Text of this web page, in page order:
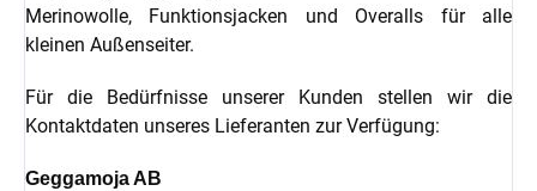
Merinowolle, Funktionsjacken und Overalls für alle
kleinen Außenseiter.
Für die Bedürfnisse unserer Kunden stellen wir die
Kontaktdaten unseres Lieferanten zur Verfügung:
Geggamoja AB